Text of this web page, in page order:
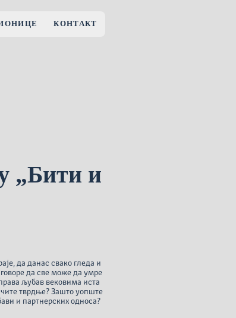
КОНТАКТ
„Бити и
да данас свако гледа и
да све може да умре
љубав вековима иста
тврдње? Зашто уопште
и партнерских односа?